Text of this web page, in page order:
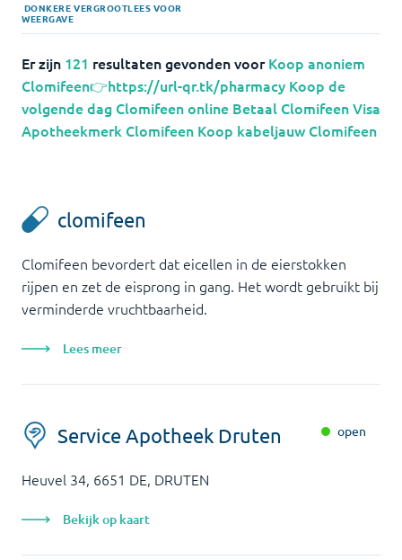
DONKERE
WEERGAVE
VERGROOTLEES VOOR
Er zijn 121 resultaten gevonden voor Koop anoniem
Clomifeen👉https://url-qr.tk/pharmacy Koop de
volgende dag Clomifeen online Betaal Clomifeen Visa
Apotheekmerk Clomifeen Koop kabeljauw Clomifeen
clomifeen
Clomifeen bevordert dat eicellen in de eierstokken
rijpen en zet de eisprong in gang. Het wordt gebruikt bij
verminderde vruchtbaarheid.
Lees meer
Service Apotheek Druten open
Heuvel 34, 6651 DE, DRUTEN
Bekijk op kaart